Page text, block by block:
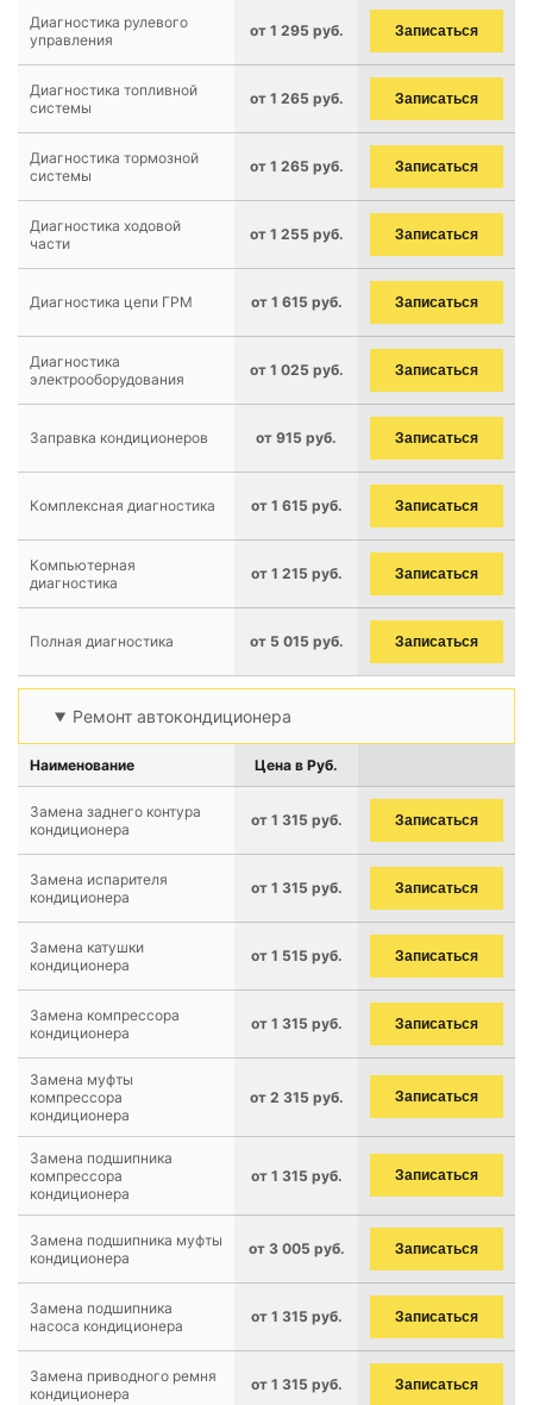
Диагностика рулевого
управления
от 1 295 руб. Записаться
Диагностика топливной
системы
от 1 265 руб. Записаться
Диагностика тормозной
системы
от 1 265 руб. Записаться
Диагностика ходовой
части
от 1 255 руб. Записаться
Диагностика цепи ГРМ от 1 615 руб. Записаться
Диагностика
электрооборудования
от 1 025 руб. Записаться
Заправка кондиционеров от 915 руб. Записаться
Комплексная диагностика от 1 615 руб. Записаться
Компьютерная
диагностика
от 1 215 руб. Записаться
Полная диагностика от 5 015 руб. Записаться
Ремонт автокондиционера
Наименование Цена в Руб.
Замена заднего контура
кондиционера
от 1 315 руб. Записаться
Замена испарителя
кондиционера
от 1 315 руб. Записаться
Замена катушки
кондиционера
от 1 515 руб. Записаться
Замена компрессора
кондиционера
от 1 315 руб. Записаться
Замена муфты
компрессора
кондиционера
от 2 315 руб. Записаться
Замена подшипника
компрессора
кондиционера
от 1 315 руб. Записаться
Замена подшипника муфты
кондиционера
от 3 005 руб. Записаться
Замена подшипника
насоса кондиционера
от 1 315 руб. Записаться
Замена приводного ремня
кондиционера
от 1 315 руб. Записаться